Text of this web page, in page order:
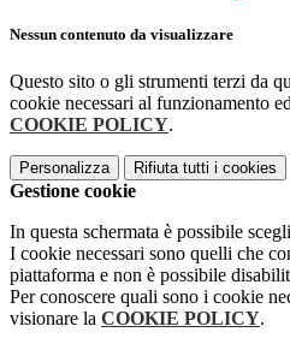
Nessun contenuto da visualizzare
Questo sito o gli strumenti terzi da
cookie necessari al funzionamento
COOKIE POLICY.
Personalizza Rifiuta tutti i cookies
Gestione cookie
In questa schermata è possibile
I cookie necessari sono quelli che
piattaforma e non è possibile
Per conoscere quali sono i cookie
visionare la COOKIE POLICY.